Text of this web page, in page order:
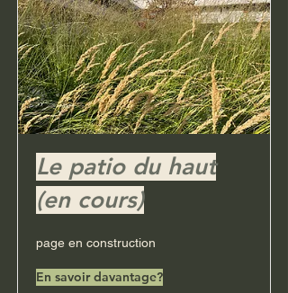
Le patio du haut
(en cours)
page en construction
En savoir davantage?